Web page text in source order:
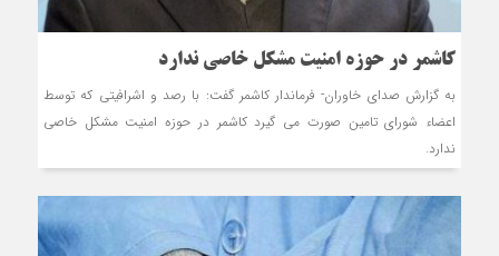
کاشمر در حوزه امنیت مشکل خاصی ندارد
به گزارش صدای خاوران- فرماندار کاشمر گفت: با رصد و اشرافیتی که توسط
اعضاء شورای تامین صورت می گیرد کاشمر در حوزه امنیت مشکل خاصی
ندارد.